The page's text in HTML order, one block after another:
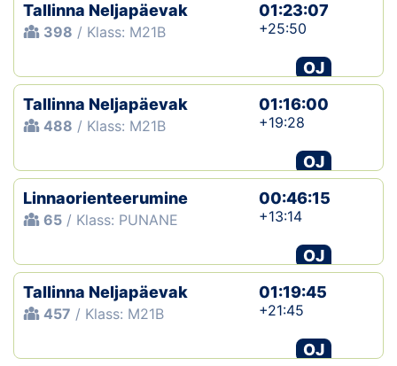
Tallinna Neljapäevak
398 / Klass: M21B
01:23:07
+25:50
OJ
Tallinna Neljapäevak
488 / Klass: M21B
01:16:00
+19:28
OJ
Linnaorienteerumine
65 / Klass: PUNANE
00:46:15
+13:14
OJ
Tallinna Neljapäevak
457 / Klass: M21B
01:19:45
+21:45
OJ